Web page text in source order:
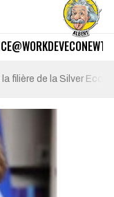
@WORKDEVECO
filière de la Silver